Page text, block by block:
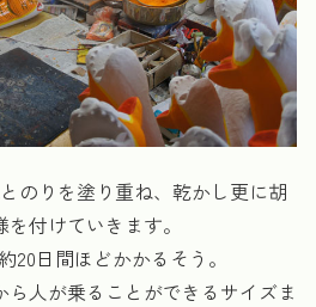
のりを塗り重ね、乾かし更に胡
付けていきます。
20日間ほどかかるそう。
人が乗ることができるサイズま